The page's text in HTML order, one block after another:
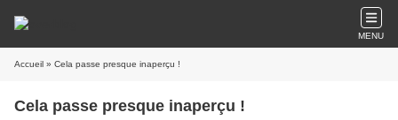
MENU
Accueil » Cela passe presque inaperçu !
Cela passe presque inaperçu !